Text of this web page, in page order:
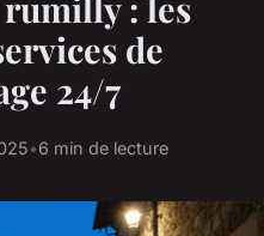
de
24/7
•6 min de lecture